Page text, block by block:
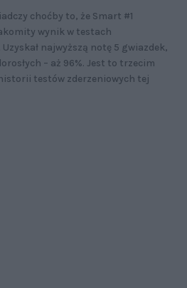
choćby to, że Smart #1
wynik w testach
najwyższą notę 5 gwiazdek,
– aż 96%. Jest to trzecim
testów zderzeniowych tej